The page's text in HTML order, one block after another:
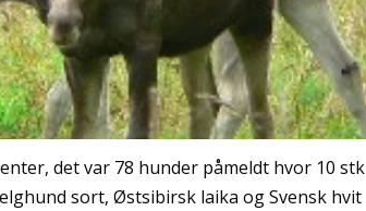
det var 78 hunder påmeldt hvor 10 stk
sort, Østsibirsk laika og Svensk hvit